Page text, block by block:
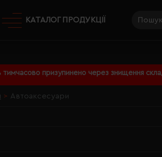
призупинено через знищення
КАТАЛОГ ПРОДУКЦІЇ
Автоаксесуари